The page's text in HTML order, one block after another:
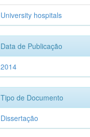
University hospitals
Data de Publicação
2014
Tipo de Documento
Dissertação